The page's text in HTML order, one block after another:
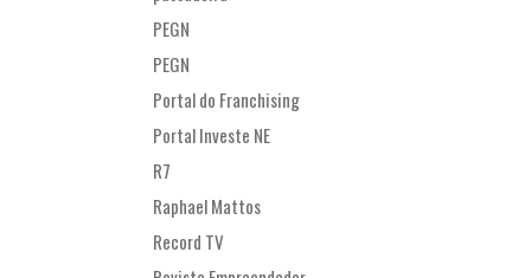
PEGN
PEGN
Portal do Franchising
Portal Investe NE
R7
Raphael Mattos
Record TV